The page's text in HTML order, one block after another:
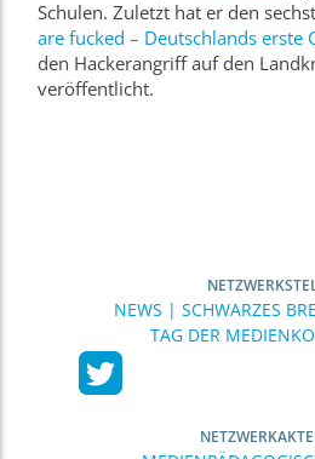
Schulen. Zuletzt hat er den
are fucked – Deutschlands erste
den Hackerangriff auf den
veröffentlicht.
NEWS | SCHWARZES
TAG DER